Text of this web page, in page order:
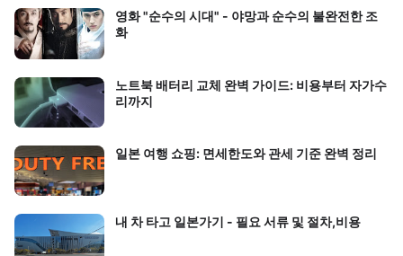
영화 "순수의 시대" - 야망과 순수의 불완전한 조
화
노트북 배터리 교체 완벽 가이드: 비용부터 자가수
리까지
일본 여행 쇼핑: 면세한도와 관세 기준 완벽 정리
내 차 타고 일본가기 - 필요 서류 및 절차,비용